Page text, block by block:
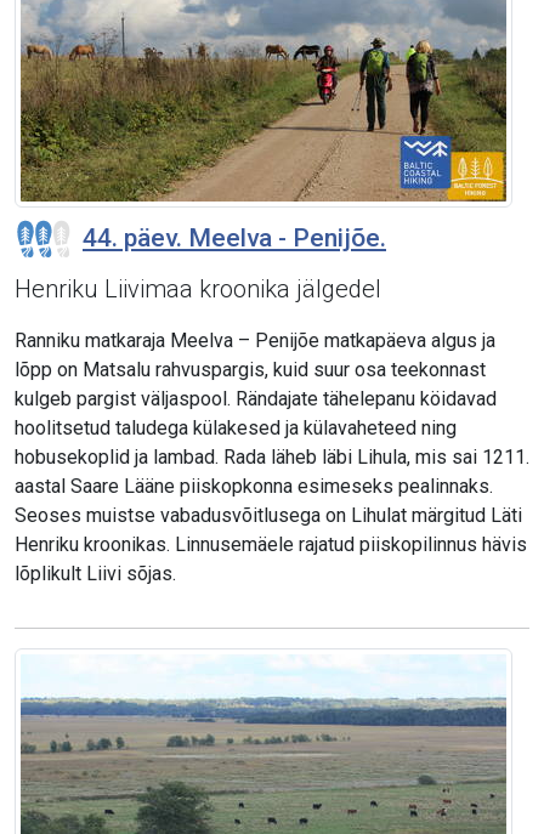
44. päev. Meelva - Penijõe.
Henriku Liivimaa kroonika jälgedel
Ranniku matkaraja Meelva – Penijõe matkapäeva algus ja
lõpp on Matsalu rahvuspargis, kuid suur osa teekonnast
kulgeb pargist väljaspool. Rändajate tähelepanu köidavad
hoolitsetud taludega külakesed ja külavaheteed ning
hobusekoplid ja lambad. Rada läheb läbi Lihula, mis sai 1211.
aastal Saare Lääne piiskopkonna esimeseks pealinnaks.
Seoses muistse vabadusvõitlusega on Lihulat märgitud Läti
Henriku kroonikas. Linnusemäele rajatud piiskopilinnus hävis
lõplikult Liivi sõjas.